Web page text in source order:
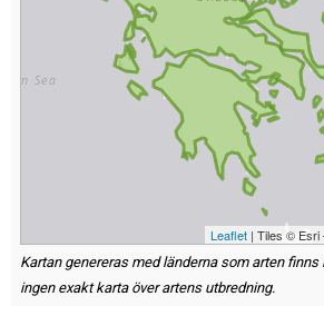
Leaflet | Tiles © Esri
Kartan genereras med länderna som arten finns
ingen exakt karta över artens utbredning.